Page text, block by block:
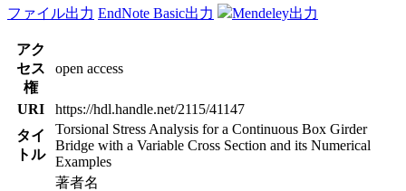
ファイル出力 EndNote Basic出力 Mendeley出力
アク
セス
権
open access
URI
https://hdl.handle.net/2115/41147
タイ
トル
Torsional Stress Analysis for a Continuous Box Girder
Bridge with a Variable Cross Section and its Numerical
Examples
著者名